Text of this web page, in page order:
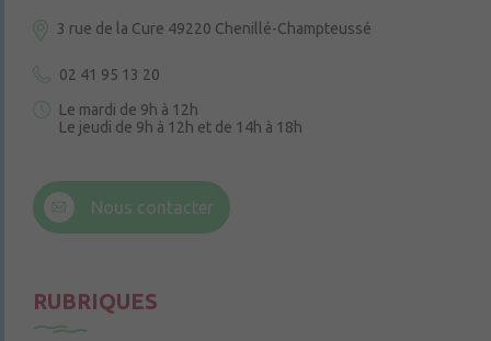
3 rue de la Cure 49220 Chenillé-Champteussé
02 41 95 13 20
Le mardi de 9h à 12h
Le jeudi de 9h à 12h et de 14h à 18h
Nous contacter
RUBRIQUES